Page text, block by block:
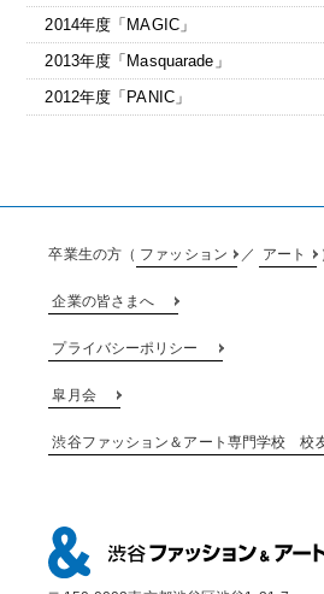
2014年度「MAGIC」
2013年度「Masquarade」
2012年度「PANIC」
卒業生の方（ ファッション ／ アート
企業の皆さまへ
プライバシーポリシー
皐月会
渋谷ファッション＆アート専門学校 校